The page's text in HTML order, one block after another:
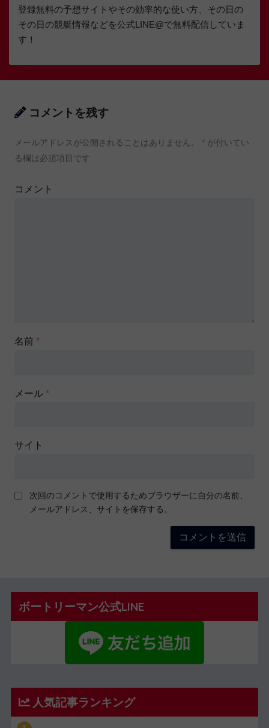
登録無料の予想サイトやその効率的な使い方、その日の
その日の競艇情報などを公式LINE@で無料配信していま
す！
コメントを残す
メールアドレスが公開されることはありません。 * が付いてい
る欄は必須項目です
コメント
名前 *
メール *
サイト
次回のコメントで使用するためブラウザーに自分の名前、
メールアドレス、サイトを保存する。
ボートリーマン公式LINE
人気記事ランキング